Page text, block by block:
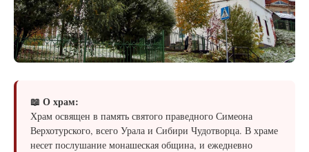
📖 О храм:
Храм освящен в память святого праведного Симеона
Верхотурского, всего Урала и Сибири Чудотворца. В храме
несет послушание монашеская община, и ежедневно